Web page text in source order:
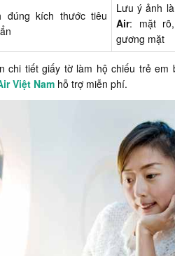
đúng kích thước tiêu
Lưu ý ảnh
Air: mặt
gương mặt
chi tiết giấy tờ làm hộ chiếu trẻ em
Việt Nam hỗ trợ miễn phí.